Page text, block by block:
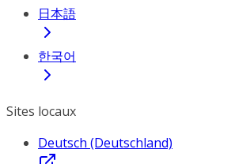
日本語
한국어
Sites locaux
Deutsch (Deutschland)